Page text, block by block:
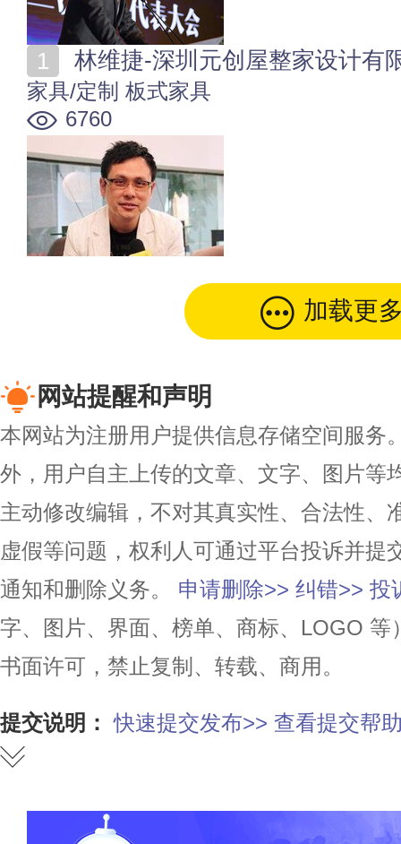
林维捷-深圳元创屋整家设计有
家具/定制 板式家具
6760
加载更
网站提醒和声明
本网站为注册用户提供信息存储空间服务
外，用户自主上传的文章、文字、图片等
主动修改编辑，不对其真实性、合法性、
虚假等问题，权利人可通过平台投诉并提
通知和删除义务。
申请删除>> 纠错>> 投
字、图片、界面、榜单、商标、LOGO
书面许可，禁止复制、转载、商用。
提交说明： 快速提交发布>> 查看提交帮